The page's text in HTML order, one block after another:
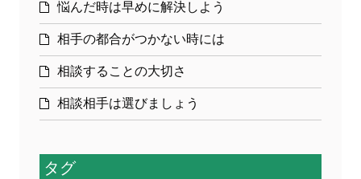
悩んだ時は早めに解決しよう
相手の都合がつかない時には
相談することの大切さ
相談相手は選びましょう
タグ